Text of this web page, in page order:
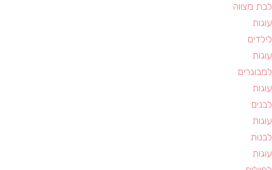
לבת מצווה
עוגות
לילדים
עוגות
למבוגרים
עוגות
לבנים
עוגות
לבנות
עוגות